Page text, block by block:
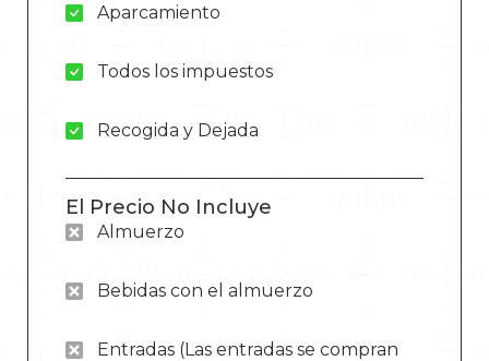
Aparcamiento
Todos los impuestos
Recogida y Dejada
El Precio No Incluye
Almuerzo
Bebidas con el almuerzo
Entradas (Las entradas se compran